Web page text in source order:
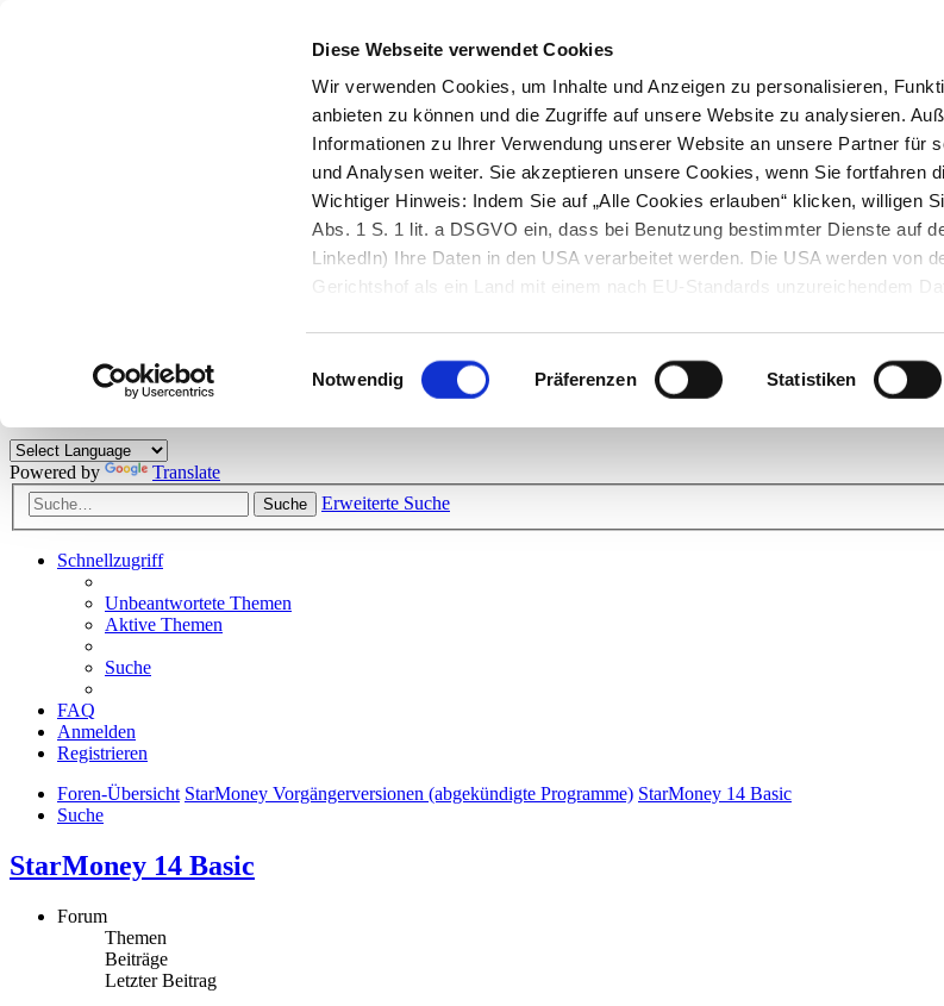
Diese Webseite verwendet Cookies
Wir verwenden Cookies, um Inhalte und Anzeigen zu personalisieren,
anbieten zu können und die Zugriffe auf unsere Website zu analysieren.
Informationen zu Ihrer Verwendung unserer Website an unsere Partner für
und Analysen weiter. Sie akzeptieren unsere Cookies, wenn Sie fortfahren
Wichtiger Hinweis: Indem Sie auf „Alle Cookies erlauben“ klicken, willigen
Abs. 1 S. 1 lit. a DSGVO ein, dass bei Benutzung bestimmter Dienste auf
LinkedIn) Ihre Daten in den USA verarbeitet werden. Die USA werden von
Gerichtshof als ein Land mit einem nach EU-Standards unzureichendem
Einwilligungsauswahl
Notwendig Präferenzen Statistiken
Herzlich willkommen!
Kunden viele nützliche Hilfestellungen und interessante Tipps und Tricks. Stellen Sie Ihre Fragen und helfen Sie mit Ihrem
Powered by Translate
Suche Erweiterte Suche
Schnellzugriff
Unbeantwortete Themen
Aktive Themen
Suche
FAQ
Anmelden
Registrieren
Foren-Übersicht StarMoney Vorgängerversionen (abgekündigte Programme) StarMoney 14 Basic
Suche
StarMoney 14 Basic
Forum
Themen
Beiträge
Letzter Beitrag